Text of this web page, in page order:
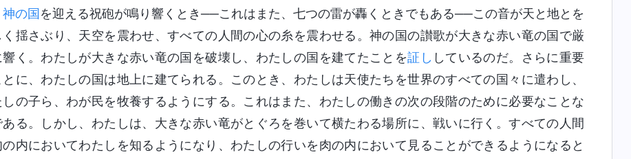
神の国 を迎える祝砲が鳴り響くとき──これはまた、七つの雷が轟くときでもある──この音が天と地とを
く揺さぶり、天空を震わせ、すべての人間の心の糸を震わせる。神の国の讃歌が大きな赤い竜の国で厳
響く。わたしが大きな赤い竜の国を破壊し、わたしの国を建てたことを証し しているのだ。さらに重要
とに、わたしの国は地上に建てられる。このとき、わたしは天使たちを世界のすべての国々に遣わし、
しの子ら、わが民を牧養するようにする。これはまた、わたしの働きの次の段階のために必要なことな
ある。しかし、わたしは、大きな赤い竜がとぐろを巻いて横たわる場所に、戦いに行く。すべての人間
の内においてわたしを知るようになり、わたしの行いを肉の内において見ることができるようになると